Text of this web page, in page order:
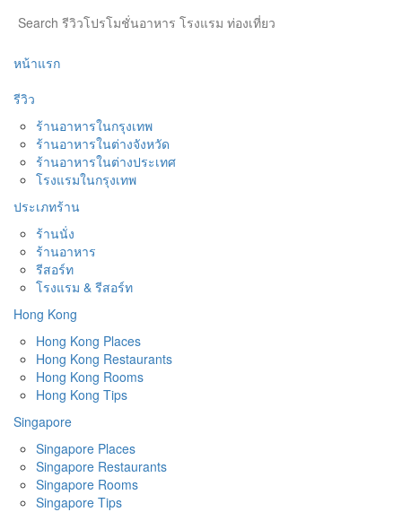
หน้าแรก
รีวิว
ร้านอาหารในกรุงเทพ
ร้านอาหารในต่างจังหวัด
ร้านอาหารในต่างประเทศ
โรงแรมในกรุงเทพ
ประเภทร้าน
ร้านนั่ง
ร้านอาหาร
รีสอร์ท
โรงแรม & รีสอร์ท
Hong Kong
Hong Kong Places
Hong Kong Restaurants
Hong Kong Rooms
Hong Kong Tips
Singapore
Singapore Places
Singapore Restaurants
Singapore Rooms
Singapore Tips